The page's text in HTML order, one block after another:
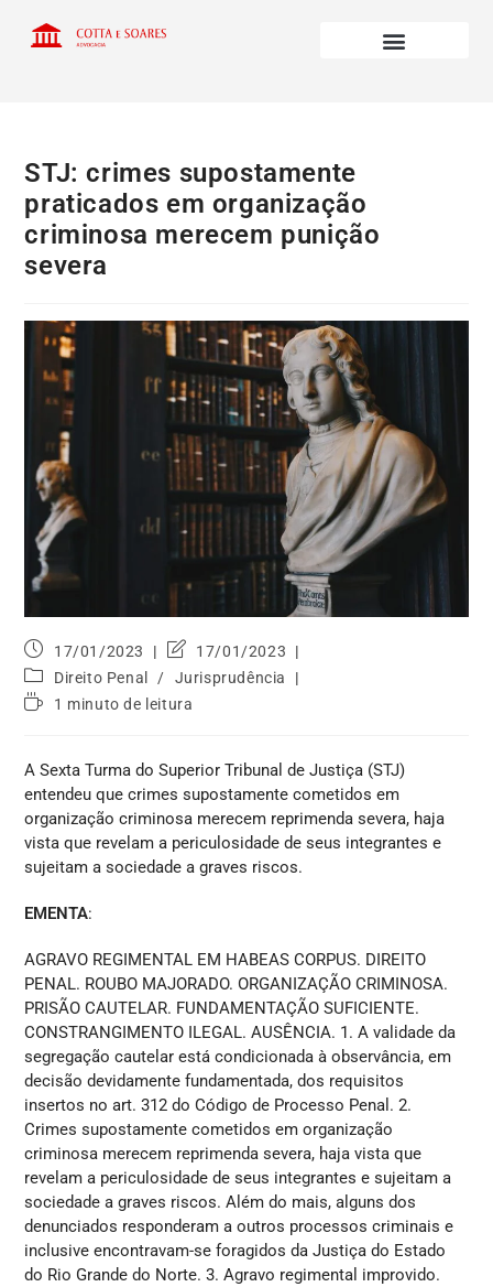
STJ: crimes supostamente
praticados em organização
criminosa merecem punição
severa
17/01/2023
17/01/2023
Direito Penal
/
Jurisprudência
1 minuto de leitura
A Sexta Turma do Superior Tribunal de Justiça (STJ)
entendeu que crimes supostamente cometidos em
organização criminosa merecem reprimenda severa, haja
vista que revelam a periculosidade de seus integrantes e
sujeitam a sociedade a graves riscos.
EMENTA:
AGRAVO REGIMENTAL EM HABEAS CORPUS. DIREITO
PENAL. ROUBO MAJORADO. ORGANIZAÇÃO CRIMINOSA.
PRISÃO CAUTELAR. FUNDAMENTAÇÃO SUFICIENTE.
CONSTRANGIMENTO ILEGAL. AUSÊNCIA. 1. A validade da
segregação cautelar está condicionada à observância, em
decisão devidamente fundamentada, dos requisitos
insertos no art. 312 do Código de Processo Penal. 2.
Crimes supostamente cometidos em organização
criminosa merecem reprimenda severa, haja vista que
revelam a periculosidade de seus integrantes e sujeitam a
sociedade a graves riscos. Além do mais, alguns dos
denunciados responderam a outros processos criminais e
inclusive encontravam-se foragidos da Justiça do Estado
do Rio Grande do Norte. 3. Agravo regimental improvido.